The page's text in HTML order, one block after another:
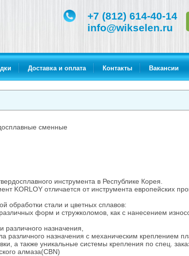
+7 (812) 614-40-14
info@wikselen.ru
Доставка и оплата Контакты Вакансии
сменные
инструмента в Республике Корея.
KORLOY отличается от инструмента европейских
обработки стали и цветных сплавов:
форм и стружколомов, как с нанесением
назначения,
назначения с механическим креплением
а также уникальные системы крепления по спец.
алмаза(CBN)